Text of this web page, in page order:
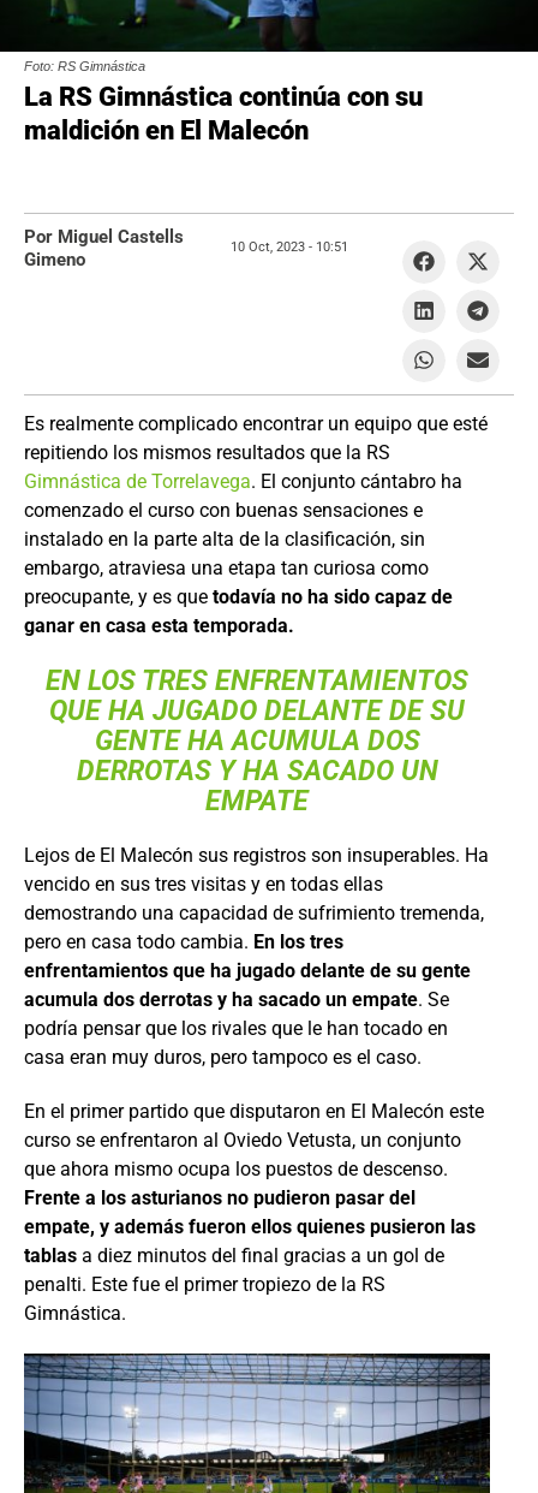
Foto: RS Gimnástica
La RS Gimnástica continúa con su
maldición en El Malecón
Es realmente complicado encontrar un equipo que esté
repitiendo los mismos resultados que la RS
Gimnástica de Torrelavega. El conjunto cántabro ha
comenzado el curso con buenas sensaciones e
instalado en la parte alta de la clasificación, sin
embargo, atraviesa una etapa tan curiosa como
preocupante, y es que todavía no ha sido capaz de
ganar en casa esta temporada.
EN LOS TRES ENFRENTAMIENTOS
QUE HA JUGADO DELANTE DE SU
GENTE HA ACUMULA DOS
DERROTAS Y HA SACADO UN
EMPATE
Lejos de El Malecón sus registros son insuperables. Ha
vencido en sus tres visitas y en todas ellas
demostrando una capacidad de sufrimiento tremenda,
pero en casa todo cambia. En los tres
enfrentamientos que ha jugado delante de su gente
acumula dos derrotas y ha sacado un empate. Se
podría pensar que los rivales que le han tocado en
casa eran muy duros, pero tampoco es el caso.
En el primer partido que disputaron en El Malecón este
curso se enfrentaron al Oviedo Vetusta, un conjunto
que ahora mismo ocupa los puestos de descenso.
Frente a los asturianos no pudieron pasar del
empate, y además fueron ellos quienes pusieron las
tablas a diez minutos del final gracias a un gol de
penalti. Este fue el primer tropiezo de la RS
Gimnástica.
Por Miguel Castells
Gimeno
10 Oct, 2023 - 10:51